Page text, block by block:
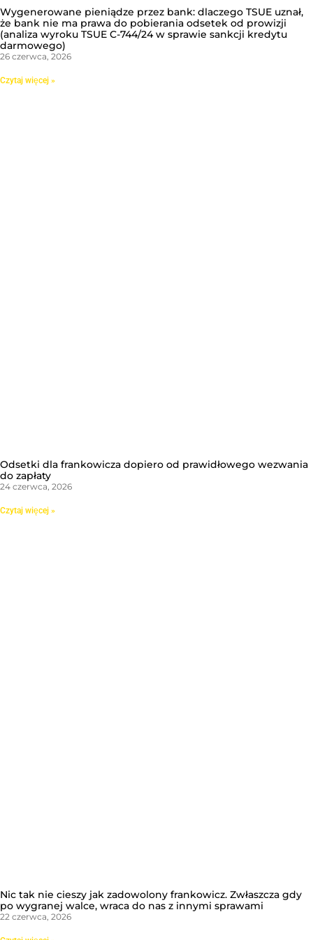
Wygenerowane pieniądze przez bank: dlaczego TSUE uznał,
że bank nie ma prawa do pobierania odsetek od prowizji
(analiza wyroku TSUE C-744/24 w sprawie sankcji kredytu
darmowego)
26 czerwca, 2026
Czytaj więcej »
Odsetki dla frankowicza dopiero od prawidłowego wezwania
do zapłaty
24 czerwca, 2026
Czytaj więcej »
Nic tak nie cieszy jak zadowolony frankowicz. Zwłaszcza gdy
po wygranej walce, wraca do nas z innymi sprawami
22 czerwca, 2026